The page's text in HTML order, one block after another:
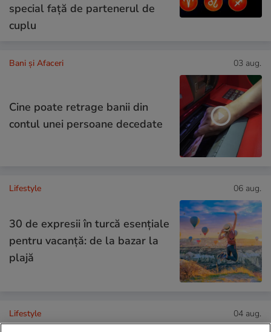
special față de partenerul de
cuplu
Bani și Afaceri 03 aug.
Cine poate retrage banii din
contul unei persoane decedate
Lifestyle 06 aug.
30 de expresii în turcă esențiale
pentru vacanță: de la bazar la
plajă
Lifestyle 04 aug.